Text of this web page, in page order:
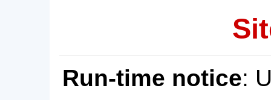
Run-time notice: